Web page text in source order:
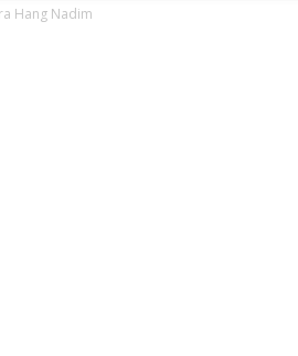
Hang Nadim